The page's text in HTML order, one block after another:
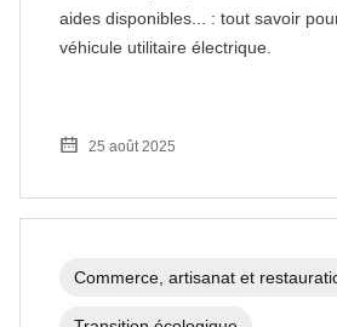
aides disponibles... : tout savoir
véhicule utilitaire électrique.
25 août 2025
Commerce, artisanat et